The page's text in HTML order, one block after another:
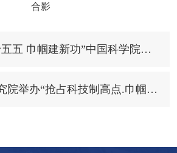
合影
上一篇：“聚力十五五 巾帼建新功”中国科学院重庆研究院与西北工业大学重庆科创中心联合开展女职工专题活动
下一篇：重庆研究院举办“抢占科技制高点.巾帼逐梦显担当”“三八”国际劳动妇女节活动